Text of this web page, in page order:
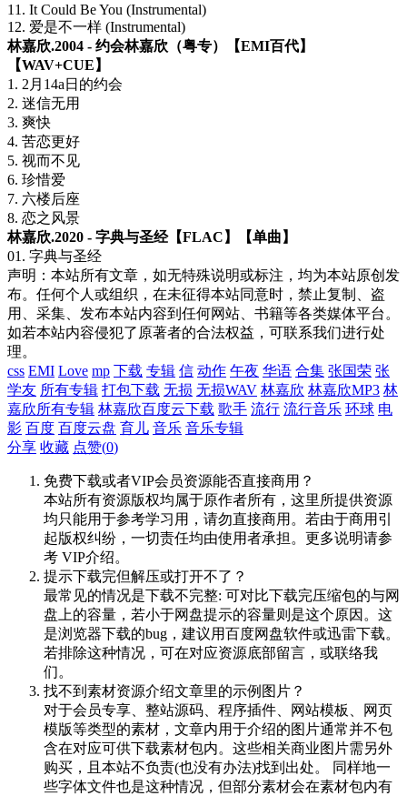
11. It Could Be You (Instrumental)
12. 爱是不一样 (Instrumental)
林嘉欣.2004 - 约会林嘉欣（粤专）【EMI百代】
【WAV+CUE】
1. 2月14a日的约会
2. 迷信无用
3. 爽快
4. 苦恋更好
5. 视而不见
6. 珍惜爱
7. 六楼后座
8. 恋之风景
林嘉欣.2020 - 字典与圣经【FLAC】【单曲】
01. 字典与圣经
声明：本站所有文章，如无特殊说明或标注，均为本站原创发
布。任何个人或组织，在未征得本站同意时，禁止复制、盗
用、采集、发布本站内容到任何网站、书籍等各类媒体平台。
如若本站内容侵犯了原著者的合法权益，可联系我们进行处
理。
css EMI Love mp 下载 专辑 信 动作 午夜 华语 合集 张国荣 张
学友 所有专辑 打包下载 无损 无损WAV 林嘉欣 林嘉欣MP3 林
嘉欣所有专辑 林嘉欣百度云下载 歌手 流行 流行音乐 环球 电
影 百度 百度云盘 育儿 音乐 音乐专辑
分享 收藏 点赞(0)
免费下载或者VIP会员资源能否直接商用？
本站所有资源版权均属于原作者所有，这里所提供资源
均只能用于参考学习用，请勿直接商用。若由于商用引
起版权纠纷，一切责任均由使用者承担。更多说明请参
考 VIP介绍。
提示下载完但解压或打开不了？
最常见的情况是下载不完整: 可对比下载完压缩包的与网
盘上的容量，若小于网盘提示的容量则是这个原因。这
是浏览器下载的bug，建议用百度网盘软件或迅雷下载。
若排除这种情况，可在对应资源底部留言，或联络我
们。
找不到素材资源介绍文章里的示例图片？
对于会员专享、整站源码、程序插件、网站模板、网页
模版等类型的素材，文章内用于介绍的图片通常并不包
含在对应可供下载素材包内。这些相关商业图片需另外
购买，且本站不负责(也没有办法)找到出处。 同样地一
些字体文件也是这种情况，但部分素材会在素材包内有